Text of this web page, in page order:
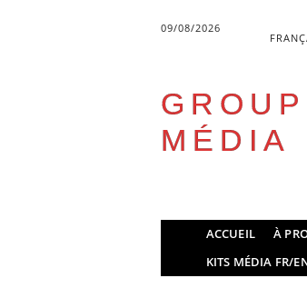
09/08/2026
MÉDIA
Main
ACCUEIL À
KITS MÉDIA FR/